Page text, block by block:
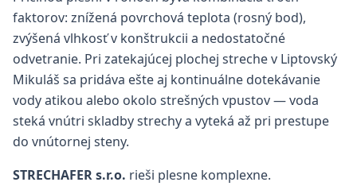
faktorov: znížená povrchová teplota (rosný bod),
zvýšená vlhkosť v konštrukcii a nedostatočné
odvetranie. Pri zatekajúcej plochej streche v Liptovský
Mikuláš sa pridáva ešte aj kontinuálne dotekávanie
vody atikou alebo okolo strešných vpustov — voda
steká vnútri skladby strechy a vyteká až pri prestupe
do vnútornej steny.
STRECHAFER s.r.o. rieši plesne komplexne.